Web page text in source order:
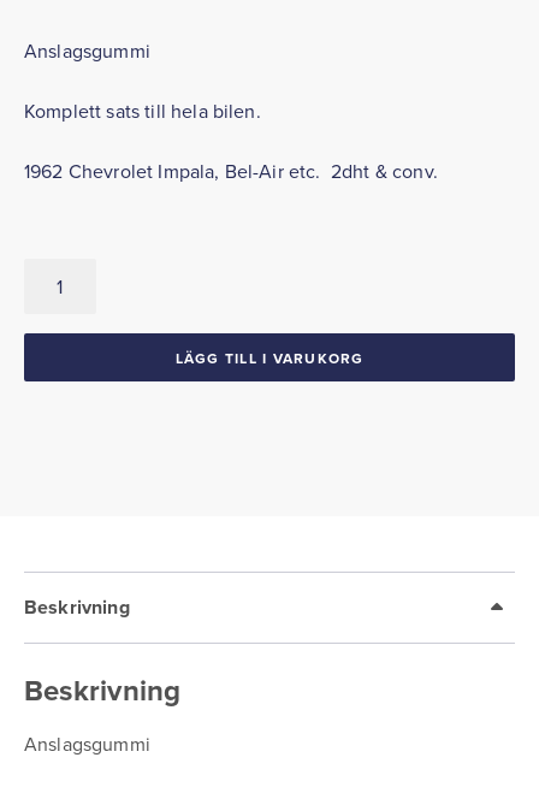
Anslagsgummi
Komplett sats till hela bilen.
1962 Chevrolet Impala, Bel-Air etc. 2dht & conv.
Komplett
LÄGG TILL I VARUKORG
Beskrivning
Beskrivning
Anslagsgummi